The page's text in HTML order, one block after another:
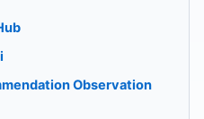
Observation